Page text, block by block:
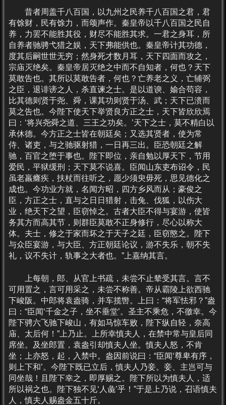
昔者周盖千八百国，以九州之民养千八百国之君，君
有馀财，民有馀力，而颂声作。秦皇帝以千八百国之民自
养，力罢不能胜其役，财尽不能胜其求。一君之身耳，所
自养者驰骋弋猎之娱，天下弗能供也。秦皇帝计其功德，
度其后嗣世世无穷；然身死才数月耳，天下四面而攻之，
宗庙灭绝矣。秦皇帝居灭绝之中而不自知者，何也？天下
莫敢告也。其所以莫敢告者，何也？亡养老之义，亡辅弼
之臣，退诽谤之人，杀直谏之士。是以道谀、媮合苟容，
比其德则贤于尧、舜，课其功则贤于汤、武；天下已溃而
莫之告也。今陛下使天下举贤良方正之士，天下皆欣欣焉
曰：‘将兴尧舜之道、三王之功矣。’天下之士，莫不精白以
承休德。今方正之士皆在朝廷矣；又选其贤者，使为常
侍、诸吏，与之驰驱射猎，一日再三出。臣恐朝廷之解
驰，百官之堕于事也。陛下即位，亲自勉以厚天下，节用
爱民，平狱缓刑；天下莫不说喜。臣闻山东吏布诏令，民
虽老羸癃疾，扶杖而往听之，愿少须臾毋死，思见德化之
成也。今功业方就，名闻方昭，四方乡风而从；豪俊之
臣，方正之士，直与之日日猎射，击兔、伐狐，以伤大
业，绝天下之望，臣窃悼之。古者大臣不得与宴游，使皆
务其方而高其节，则群臣莫敢不正身修行，尽心以称大
体。夫士，修之于家而坏之于天子之廷，臣窃愍之。陛下
与众臣宴游，与大臣、方正朝廷论议，游不失乐，朝不失
礼，议不失计，轨事之大者也。”上嘉纳其言。
上每朝，郎、从官上书疏，未尝不止辇受其言。言不
可用置之，言可用采之，未尝不称善。帝从霸陵上欲西驰
下峻阪。中郎将袁盎骑，并车揽辔。上曰：“将军怯邪？”盎
曰：“臣闻‘千金之子，坐不垂堂’。圣主不乘危，不徼幸。今
陛下骋六飞驰下峻山，有如马惊车败，陛下纵自轻，奈高
庙、太后何！”上乃止。上所幸慎夫人，在禁中常与皇后同
席坐。及坐郎置，袁盎引却慎夫人坐。慎夫人怒，不肯
坐；上亦怒，起，入禁中。盎因前说曰：“臣闻‘尊卑有序，
则上下和’。今陛下既已立后，慎夫人乃妾。妾、主岂可与
同坐哉！且陛下幸之，即厚赐之。陛下所以为慎夫人，适
所以祸之也。陛下独不见‘人彘’乎！”于是上乃说，召语慎夫
人，慎夫人赐盎金五十斤。